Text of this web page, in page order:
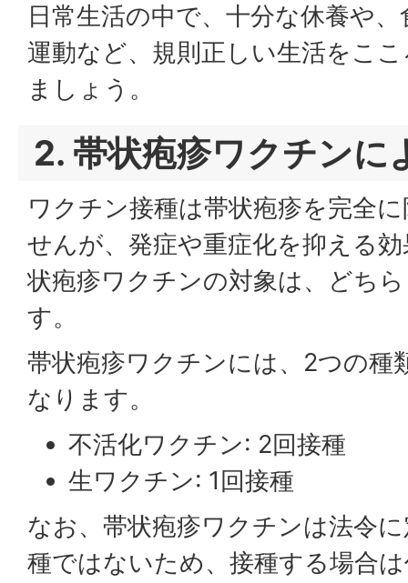
日常生活の中で、十分な休養や
運動など、規則正しい生活をこ
ましょう。
2. 帯状疱疹ワクチンに
ワクチン接種は帯状疱疹を完全
せんが、発症や重症化を抑える
状疱疹ワクチンの対象は、どち
す。
帯状疱疹ワクチンには、2つの種
なります。
不活化ワクチン: 2回接種
生ワクチン: 1回接種
なお、帯状疱疹ワクチンは法令
種ではないため、接種する場合